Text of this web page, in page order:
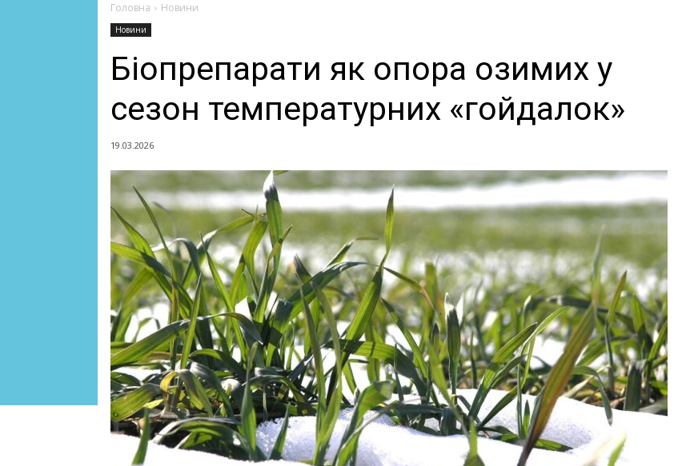
Головна Новини
Новини
Біопрепарати як опора озимих у
сезон температурних «гойдалок»
19.03.2026